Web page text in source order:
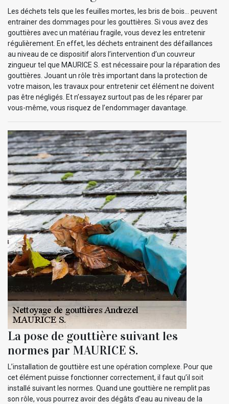
Les déchets tels que les feuilles mortes, les bris de bois… peuvent
entrainer des dommages pour les gouttières. Si vous avez des
gouttières avec un matériau fragile, vous devez les entretenir
régulièrement. En effet, les déchets entrainent des défaillances
au niveau de ce dispositif alors l’intervention d’un couvreur
zingueur tel que MAURICE S. est nécessaire pour la réparation des
gouttières. Jouant un rôle très important dans la protection de
votre maison, les travaux pour entretenir cet élément ne doivent
pas être négligés. Et n’essayez surtout pas de les réparer par
vous-même, vous risquez de l’endommager davantage.
La pose de gouttière suivant les
normes par MAURICE S.
L’installation de gouttière est une opération complexe. Pour que
cet élément puisse fonctionner correctement, il faut qu’il soit
installé suivant les normes. Quand une gouttière ne remplit pas
son rôle, vous pourrez avoir des dégâts d’eau au niveau de la